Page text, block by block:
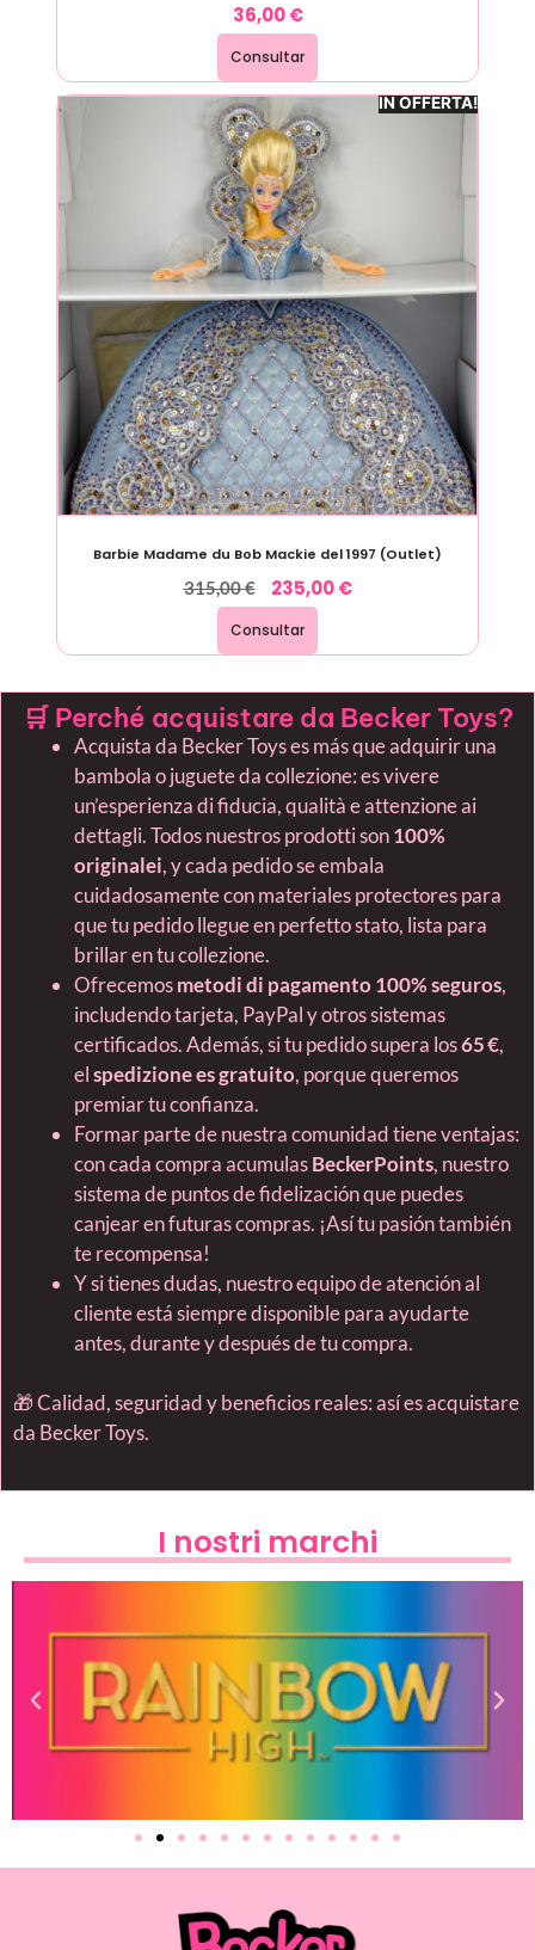
36,00€
Consultar
IN OFFERTA!
Barbie Madame du Bob Mackie del 1997 (Outlet)
315,00€ 235,00€
Consultar
🛒 Perché acquistare da Becker Toys?
Acquista da Becker Toys es más que adquirir una
bambola o juguete da collezione: es vivere
un’esperienza di fiducia, qualità e attenzione ai
dettagli. Todos nuestros prodotti son100%
originalei, y cada pedido se embala
cuidadosamente con materiales protectores para
que tu pedido llegue en perfetto stato, lista para
brillar en tu collezione.
Ofrecemosmetodi di pagamento 100% seguros,
includendo tarjeta, PayPal y otros sistemas
certificados. Además, si tu pedido supera los65 €,
elspedizione es gratuito, porque queremos
premiar tu confianza.
Formar parte de nuestra comunidad tiene ventajas:
con cada compra acumulasBeckerPoints, nuestro
sistema de puntos de fidelización que puedes
canjear en futuras compras. ¡Así tu pasión también
te recompensa!
Y si tienes dudas, nuestro equipo de atención al
cliente está siempre disponible para ayudarte
antes, durante y después de tu compra.
🎁 Calidad, seguridad y beneficios reales: así es acquistare
da Becker Toys.
I nostri marchi